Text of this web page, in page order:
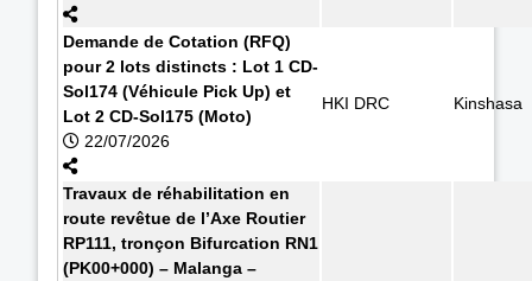
Demande de Cotation (RFQ)
pour 2 lots distincts : Lot 1 CD-
Sol174 (Véhicule Pick Up) et
Lot 2 CD-Sol175 (Moto)
22/07/2026
HKI DRC Kinshasa
Travaux de réhabilitation en
route revêtue de l’Axe Routier
RP111, tronçon Bifurcation RN1
(PK00+000) – Malanga –